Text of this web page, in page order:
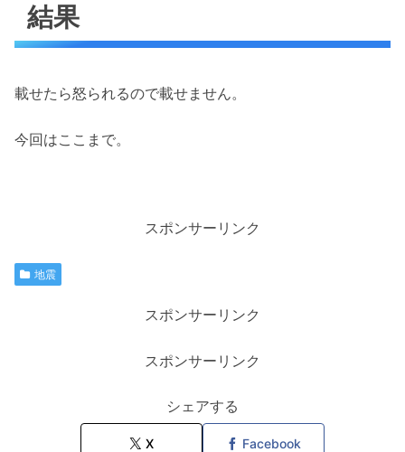
結果
載せたら怒られるので載せません。
今回はここまで。
スポンサーリンク
地震
スポンサーリンク
スポンサーリンク
シェアする
X Facebook